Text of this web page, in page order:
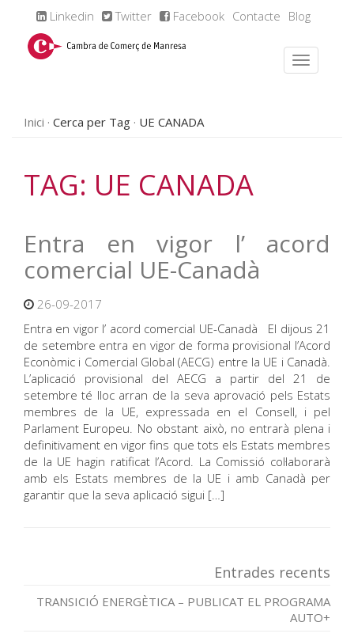
Linkedin Twitter Facebook Contacte Blog
Inici Cerca per Tag UE CANADA
TAG: UE CANADA
Entra en vigor l’ acord
comercial UE-Canadà
26-09-2017
Entra en vigor l’ acord comercial UE-Canadà El dijous 21
de setembre entra en vigor de forma provisional l’Acord
Econòmic i Comercial Global (AECG) entre la UE i Canadà.
L’aplicació provisional del AECG a partir del 21 de
setembre té lloc arran de la seva aprovació pels Estats
membres de la UE, expressada en el Consell, i pel
Parlament Europeu. No obstant això, no entrarà plena i
definitivament en vigor fins que tots els Estats membres
de la UE hagin ratificat l’Acord. La Comissió col·laborarà
amb els Estats membres de la UE i amb Canadà per
garantir que la seva aplicació sigui […]
Entrades recents
TRANSICIÓ ENERGÈTICA – PUBLICAT EL PROGRAMA
AUTO+